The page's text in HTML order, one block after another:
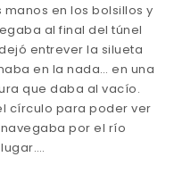
en los bolsillos y
al final del túnel
entrever la silueta
en la nada… en una
que daba al vacío.
círculo para poder ver
por el río